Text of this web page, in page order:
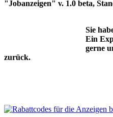
"Jobanzeigen" v. 1.0 beta,
Sie
Ein
gerne
zurück.